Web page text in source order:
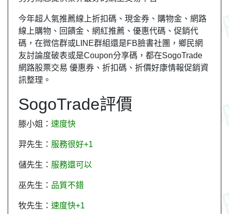
今年超人氣推薦線上折扣碼、現金券、購物金、網路
線上購物、回饋金、網紅推薦、優惠代碼、促銷代
碼，在微信群或LINE群組還是FB臉書社團， 鄉民網
友討論度破表或是Coupon分享碼，都在SogoTrade
網路股票交易 優惠券、折扣碼、折價好康情報促銷資
訊整理。
SogoTrade評價
滕小姐： 速度快
羿先生： 服務很好+1
儲先生： 服務還可以
巫先生： 品質不錯
牧先生： 速度快+1